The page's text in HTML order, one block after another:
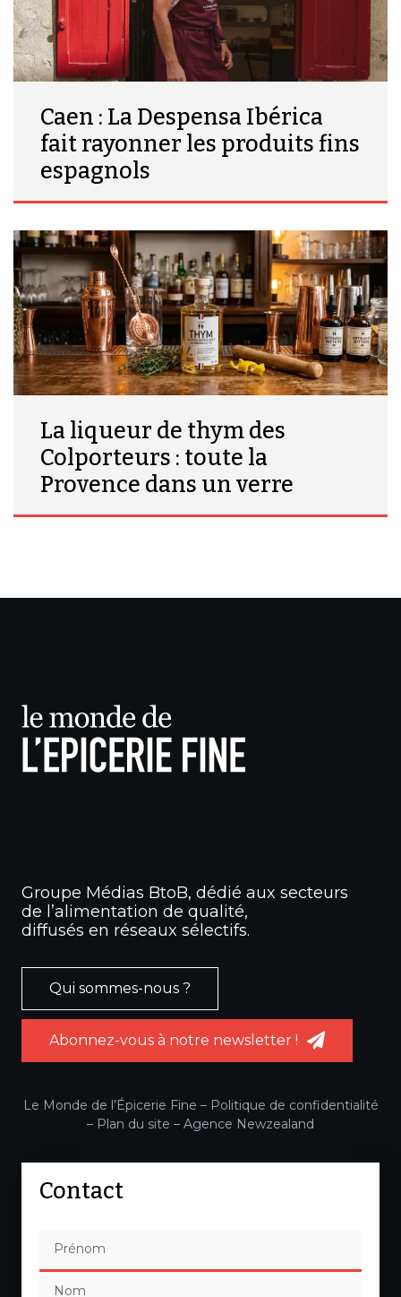
Caen : La Despensa Ibérica
fait rayonner les produits fins
espagnols
La liqueur de thym des
Colporteurs : toute la
Provence dans un verre
Groupe Médias BtoB, dédié aux secteurs
de l’alimentation de qualité,
diffusés en réseaux sélectifs.
Qui sommes-nous ?
Abonnez-vous à notre newsletter !
Le Monde de l’Épicerie Fine – Politique de confidentialité
– Plan du site – Agence Newzealand
Contact